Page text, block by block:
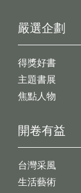
開卷有益
台灣采風
生活藝術
嚴選企劃
得獎好書
主題書展
焦點人物